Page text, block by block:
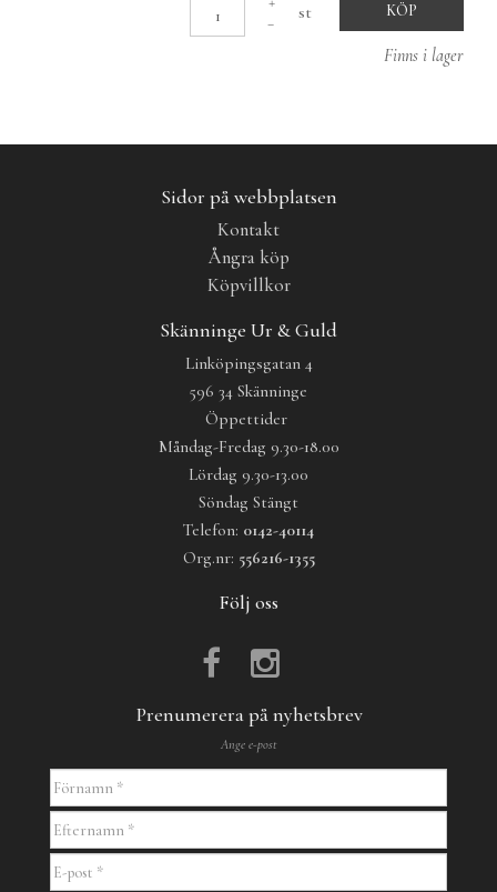
KÖP
st
Finns i lager
Sidor på webbplatsen
Kontakt
Ångra köp
Köpvillkor
Skänninge Ur & Guld
Linköpingsgatan 4
596 34 Skänninge
Öppettider
Måndag-Fredag 9.30-18.00
Lördag 9.30-13.00
Söndag Stängt
Telefon: 0142-40114
Org.nr: 556216-1355
Följ oss
Prenumerera på nyhetsbrev
Ange e-post